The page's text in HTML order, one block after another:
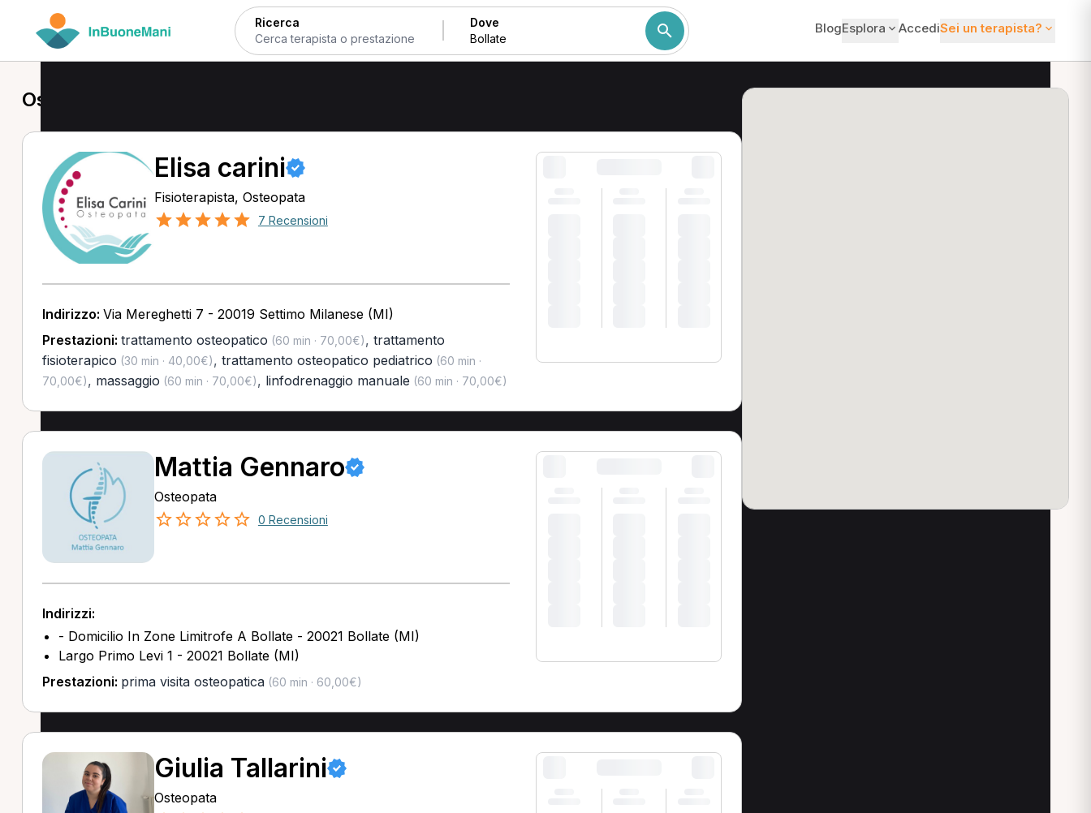
Ricerca Dove BlogEsplora AccediSei un terapista?
Osteopata a Bollate
Elisa carini
Fisioterapista, Osteopata
7 Recensioni
Indirizzo: Via Mereghetti 7 - 20019 Settimo Milanese (MI)
Prestazioni: trattamento osteopatico (60 min · 70,00€), trattamento
fisioterapico (30 min · 40,00€), trattamento osteopatico pediatrico (60 min ·
70,00€), massaggio (60 min · 70,00€), linfodrenaggio manuale (60 min · 70,00€)
Mattia Gennaro
Osteopata
0 Recensioni
Indirizzi:
- Domicilio In Zone Limitrofe A Bollate - 20021 Bollate (MI)
Largo Primo Levi 1 - 20021 Bollate (MI)
Prestazioni: prima visita osteopatica(60 min · 60,00€)
Giulia Tallarini
Osteopata